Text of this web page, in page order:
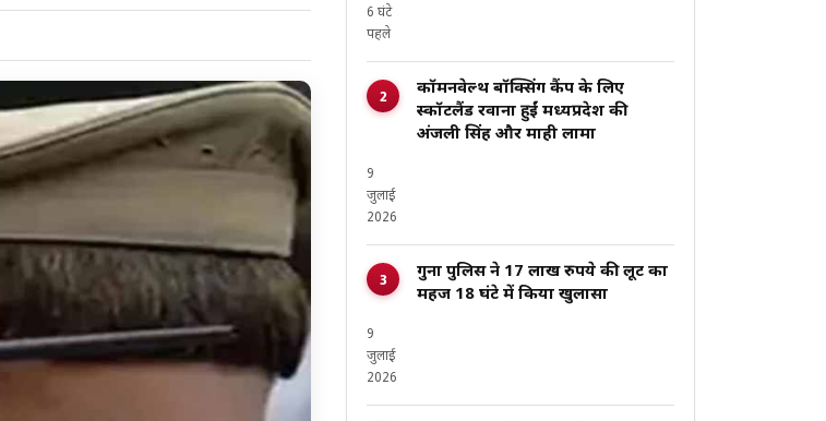
6 घंटे
पहले
कॉमनवेल्थ बॉक्सिंग कैंप के लिए
स्कॉटलैंड रवाना हुईं मध्यप्रदेश की
अंजली सिंह और माही लामा
9
जुलाई
2026
गुना पुलिस ने 17 लाख रुपये की लूट का
महज 18 घंटे में किया खुलासा
9
जुलाई
2026